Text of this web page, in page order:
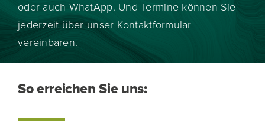
oder auch WhatApp. Und Termine können Sie
jederzeit über unser Kontaktformular
vereinbaren.
So erreichen Sie uns: